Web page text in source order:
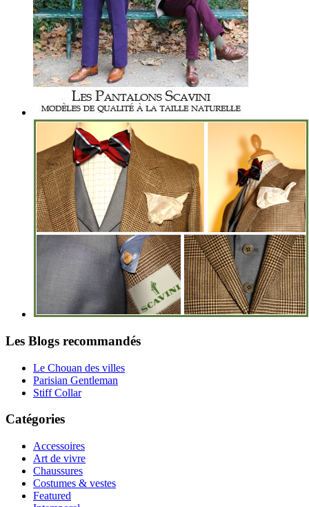
Les Blogs recommandés
Le Chouan des villes
Parisian Gentleman
Stiff Collar
Catégories
Accessoires
Art de vivre
Chaussures
Costumes & vestes
Featured